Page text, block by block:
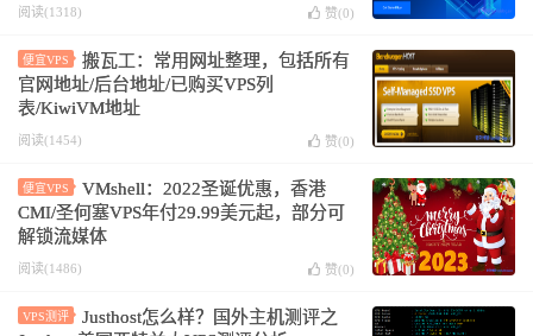
阅读(1318) 赞(0)
便宜VPS
搬瓦工：常用网址整理，包括所有
官网地址/后台地址/已购买VPS列
表/KiwiVM地址
阅读(1454) 赞(0)
便宜VPS
VMshell：2022圣诞优惠，香港
CMI/圣何塞VPS年付29.99美元起，部分可
解锁流媒体
阅读(1486) 赞(0)
VPS测评
Justhost怎么样？国外主机测评之